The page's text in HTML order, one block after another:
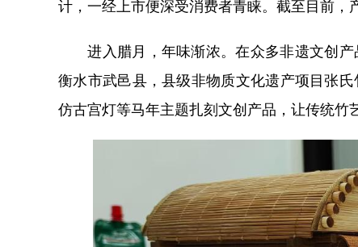
计，一经上市便深受消费者青睐。截至目前，
进入腊月，年味渐浓。在众多非遗文创产
衡水市武邑县，县级非物质文化遗产项目张
仿古宫灯等马年主题扎刻文创产品，让传统竹